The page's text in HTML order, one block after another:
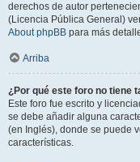
derechos de autor
(Licencia Pública General)
About phpBB para más
Arriba
¿Por qué este foro no tiene
Este foro fue escrito y
se debe añadir alguna
(en Inglés), donde se puede
características.